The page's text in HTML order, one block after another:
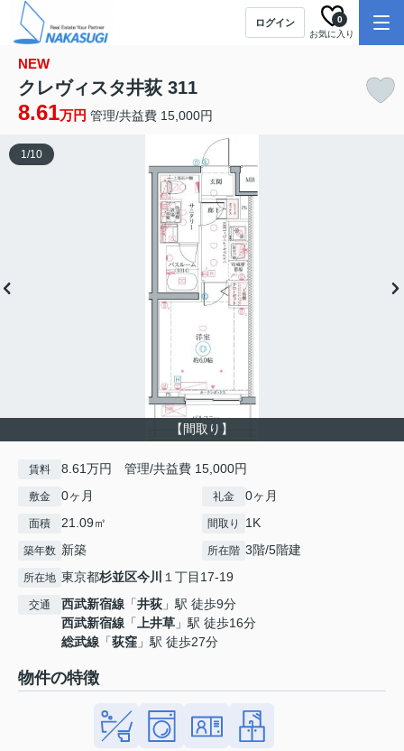
ログイン
お気に入り
0
NEW
クレヴィスタ井荻 311
8.61万円 管理/共益費 15,000円
【間取り】
1/10
賃料 8.61万円 管理/共益費 15,000円
敷金 0ヶ月 礼金 0ヶ月
面積 21.09㎡ 間取り 1K
築年数 新築 所在階 3階/5階建
所在地 東京都杉並区今川 １丁目17-19
交通 西武新宿線 「井荻 」駅 徒歩9分
西武新宿線 「上井草 」駅 徒歩16分
総武線 「荻窪 」駅 徒歩27分
物件の特徴